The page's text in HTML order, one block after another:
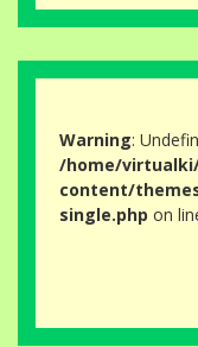
Warning:
/home/
content/
single.php on